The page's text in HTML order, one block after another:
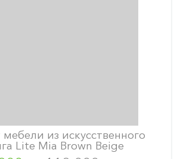
из искусственного
Lite Mia Brown Beige